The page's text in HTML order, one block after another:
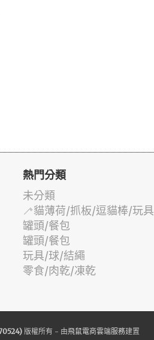
熱門分類
未分類
🦯貓薄荷/抓板/逗貓棒/玩具
罐頭/餐包
罐頭/餐包
玩具/球/結繩
零食/肉乾/凍乾
版權所有 - 由飛鼠電商雲端服務建置